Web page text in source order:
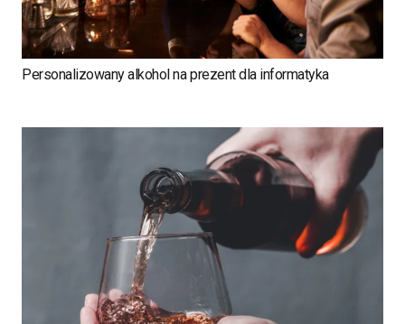
Personalizowany alkohol na prezent dla informatyka